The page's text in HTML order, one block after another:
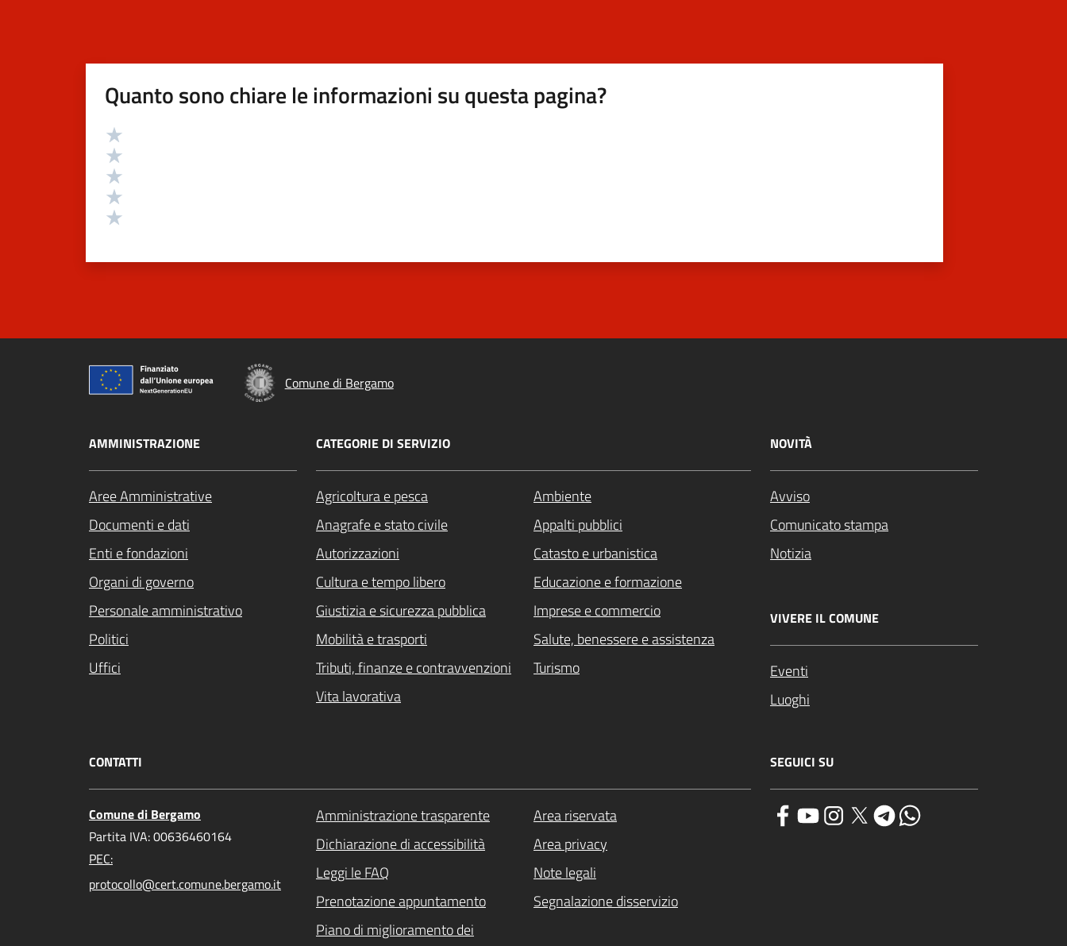
Quanto sono chiare le informazioni su questa pagina?
Valutazione
Comune di Bergamo
AMMINISTRAZIONE
Aree Amministrative
Documenti e dati
Enti e fondazioni
Organi di governo
Personale amministrativo
Politici
Uffici
CATEGORIE DI SERVIZIO
Agricoltura e pesca
Ambiente
Anagrafe e stato civile
Appalti pubblici
Autorizzazioni
Catasto e urbanistica
Cultura e tempo libero
Educazione e formazione
Giustizia e sicurezza pubblica
Imprese e commercio
Mobilità e trasporti
Salute, benessere e assistenza
Tributi, finanze e contravvenzioni
Turismo
Vita lavorativa
NOVITÀ
Avviso
Comunicato stampa
Notizia
VIVERE IL COMUNE
Eventi
Luoghi
CONTATTI
Comune di Bergamo
Partita IVA: 00636460164
PEC:
protocollo@cert.comune.bergamo.it
Amministrazione trasparente
Area riservata
Dichiarazione di accessibilità
Area privacy
Leggi le FAQ
Note legali
Prenotazione appuntamento
Segnalazione disservizio
Piano di miglioramento dei
SEGUICI SU